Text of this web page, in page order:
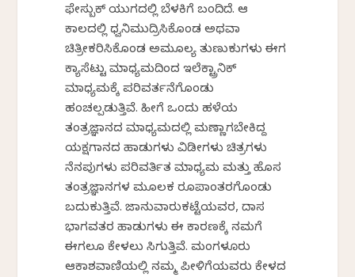
ಫೇಸ್ಬುಕ್ ಯುಗದಲ್ಲಿ ಬೆಳಕಿಗೆ ಬಂದಿದೆ. ಆ
ಕಾಲದಲ್ಲಿ ಧ್ವನಿಮುದ್ರಿಸಿಕೊಂಡ ಅಥವಾ
ಚಿತ್ರೀಕರಿಸಿಕೊಂಡ ಅಮೂಲ್ಯ ತುಣುಕುಗಳು ಈಗ
ಕ್ಯಾಸೆಟ್ಟು ಮಾಧ್ಯಮದಿಂದ ಇಲೆಕ್ಟ್ರಾನಿಕ್
ಮಾಧ್ಯಮಕ್ಕೆ ಪರಿವರ್ತನೆಗೊಂಡು
ಹಂಚಲ್ಪಡುತ್ತಿವೆ. ಹೀಗೆ ಒಂದು ಹಳೆಯ
ತಂತ್ರಜ್ಞಾನದ ಮಾಧ್ಯಮದಲ್ಲಿ ಮಣ್ಣಾಗಬೇಕಿದ್ದ
ಯಕ್ಷಗಾನದ ಹಾಡುಗಳು ವಿಡಿಯೋಗಳು ಚಿತ್ರಗಳು
ನೆನಪುಗಳು ಪರಿವರ್ತಿತ ಮಾಧ್ಯಮ ಮತ್ತು ಹೊಸ
ತಂತ್ರಜ್ಞಾನಗಳ ಮೂಲಕ ರೂಪಾಂತರಗೊಂಡು
ಬದುಕುತ್ತಿವೆ. ಜಾನುವಾರುಕಟ್ಟೆಯವರ, ದಾಸ
ಭಾಗವತರ ಹಾಡುಗಳು ಈ ಕಾರಣಕ್ಕೆ ನಮಗೆ
ಈಗಲೂ ಕೇಳಲು ಸಿಗುತ್ತಿವೆ. ಮಂಗಳೂರು
ಆಕಾಶವಾಣಿಯಲ್ಲಿ ನಮ್ಮ ಪೀಳಿಗೆಯವರು ಕೇಳದ